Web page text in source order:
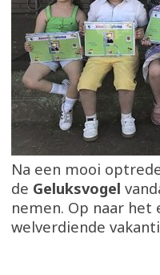
Na een mooi
de Geluksvogel
nemen. Op naar
welverdiende